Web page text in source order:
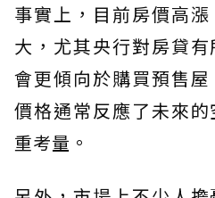
事實上，目前房價高
大，尤其央行對房貸
會更傾向於購買預售
價格通常反應了未來
重考量。